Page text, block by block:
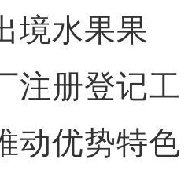
境水果果
注册登记工
动优势特色